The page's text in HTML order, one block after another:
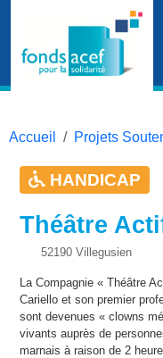
Accueil Projets
HANDICAP
Théâtre
52190 Villegusien
La Compagnie « Théâtre
Cariello et son premier
sont devenues « clowns
vivants auprès de
marnais à raison de 2